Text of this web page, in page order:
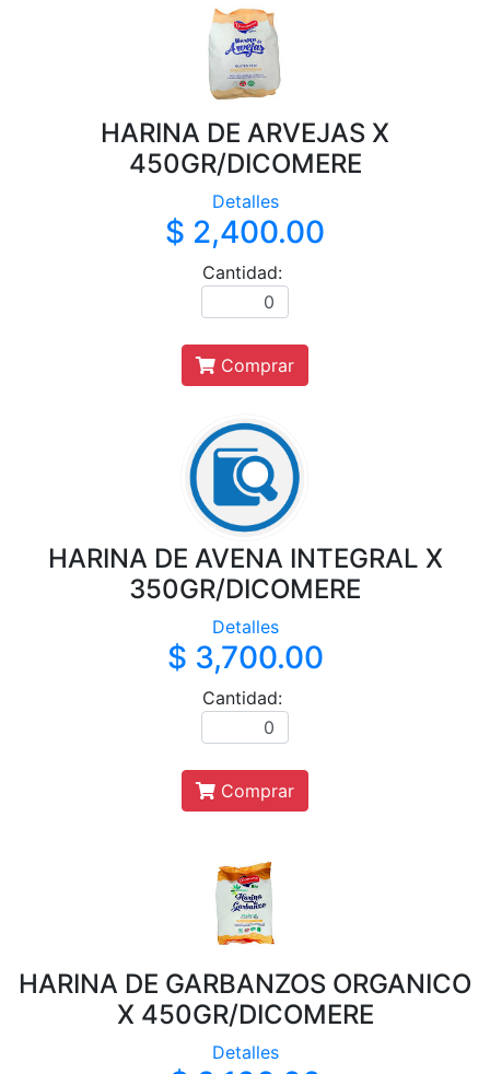
HARINA DE ARVEJAS X
450GR/DICOMERE
Detalles
$ 2,400.00
Cantidad:
Comprar
HARINA DE AVENA INTEGRAL X
350GR/DICOMERE
Detalles
$ 3,700.00
Cantidad:
Comprar
HARINA DE GARBANZOS ORGANICO
X 450GR/DICOMERE
Detalles